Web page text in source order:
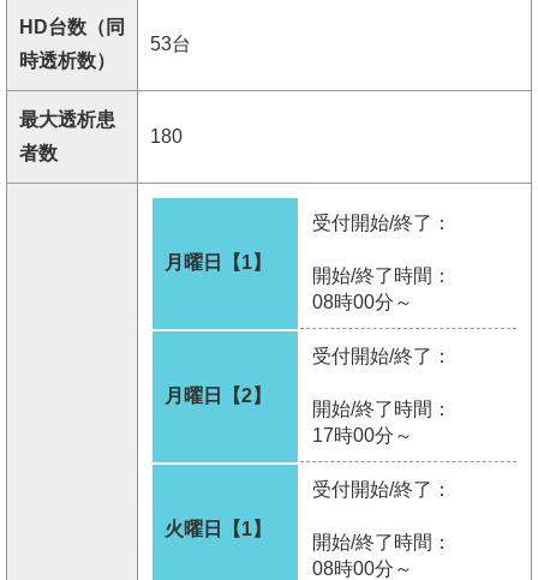
HD台数（同
時透析数）
53台
最大透析患
者数
180
月曜日【1】
受付開始/終了：
開始/終了時間：
08時00分～
月曜日【2】
受付開始/終了：
開始/終了時間：
17時00分～
火曜日【1】
受付開始/終了：
開始/終了時間：
08時00分～